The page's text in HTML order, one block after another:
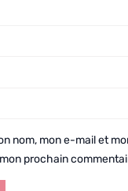
nom, mon e-mail et
prochain